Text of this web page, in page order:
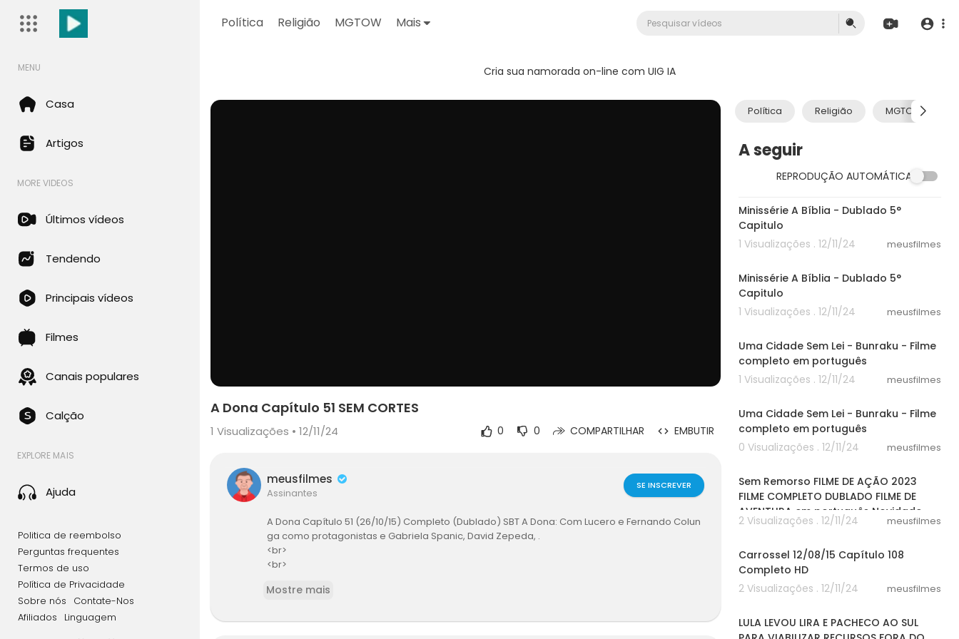
Política Religião MGTOW Mais
MENU
Casa
Artigos
MORE VIDEOS
Últimos vídeos
Tendendo
Principais vídeos
Filmes
Canais populares
Calção
EXPLORE MAIS
Ajuda
Politica de reembolso
Perguntas frequentes
Termos de uso
Política de Privacidade
Sobre nós
Contate-Nos
Afiliados
Linguagem
Cria sua namorada on-line com UIG IA
Política Religião MGTOW
A seguir
REPRODUÇÃO AUTOMÁTICA
48:21
Minissérie A Bíblia - Dublado 5°
Capitulo
1 Visualizações . 12/11/24
meusfilmes
Minissérie A Bíblia - Dublado 5°
Capitulo
1 Visualizações . 12/11/24
meusfilmes
Uma Cidade Sem Lei - Bunraku - Filme
completo em português
1 Visualizações . 12/11/24
meusfilmes
Uma Cidade Sem Lei - Bunraku - Filme
completo em português
0 Visualizações . 12/11/24
meusfilmes
Sem Remorso FILME DE AÇÃO 2023
FILME COMPLETO DUBLADO FILME DE
AVENTURA em português Novidade
2 Visualizações . 12/11/24 meusfilmes
Carrossel 12/08/15 Capítulo 108
Completo HD
2 Visualizações . 12/11/24
meusfilmes
LULA LEVOU LIRA E PACHECO AO SUL
A Dona Capítulo 51 SEM CORTES
1 Visualizações • 12/11/24 0 0 COMPARTILHAR EMBUTIR
meusfilmes
Assinantes
SE INSCREVER
A Dona Capítulo 51 (26/10/15) Completo (Dublado) SBT A Dona: Com Lucero e Fernando Colun
ga como protagonistas e Gabriela Spanic, David Zepeda, .
<br>
<br>
<br>Confira os resumos dos capítulos 56 ao 60 (De 02/11 à 06/11) - Acesse: GUIA DE RESUMOS
<br>
Mostre mais